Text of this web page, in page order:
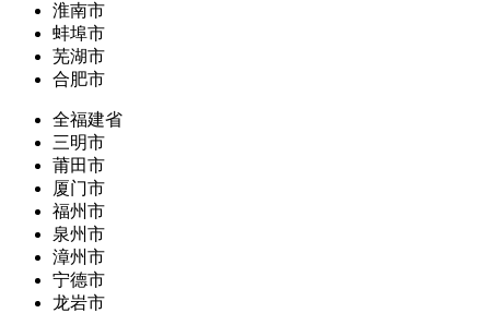
淮南市
蚌埠市
芜湖市
合肥市
全福建省
三明市
莆田市
厦门市
福州市
泉州市
漳州市
宁德市
龙岩市